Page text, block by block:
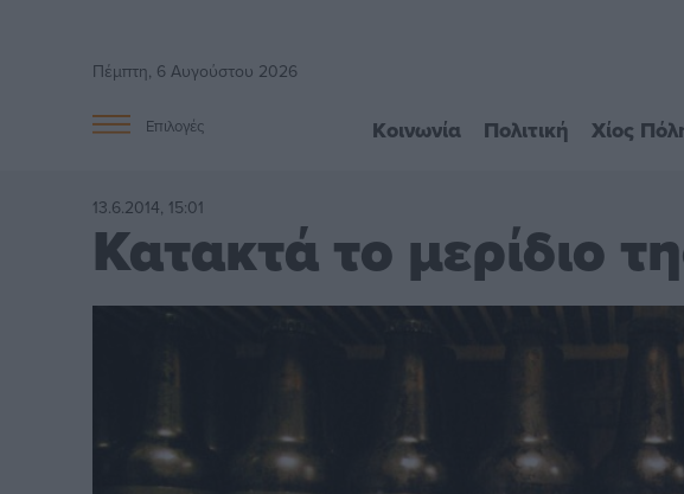
Πέμπτη, 6 Αυγούστου 2026
Επιλογές Κοινωνία Πολιτική Χίος
13.6.2014, 15:01
Κατακτά το μερίδιο